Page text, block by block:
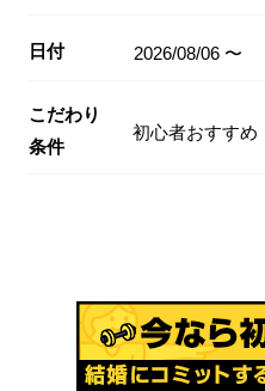
日付 2026/08/06 〜
こだわり
条件
初心者おすすめ